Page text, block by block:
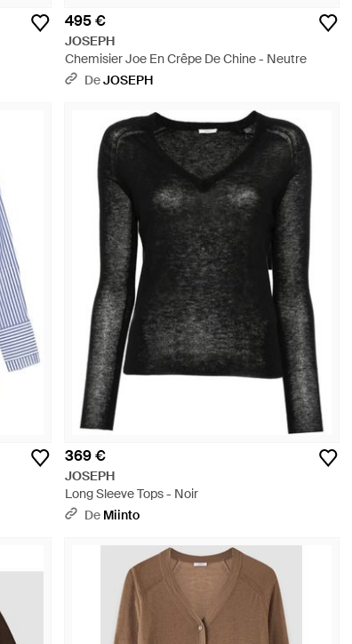
495 €
JOSEPH
Chemisier Joe En Crêpe De Chine - Neutre
DeJOSEPH
369 €
JOSEPH
Long Sleeve Tops - Noir
De Miinto